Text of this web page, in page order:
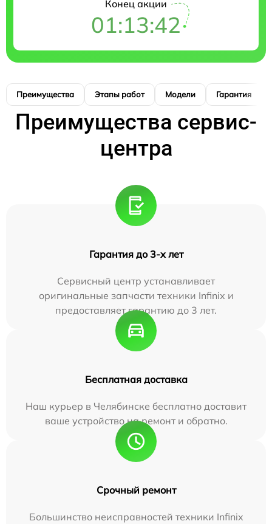
Конец акции
01:13:41
Преимущества Этапы работ Модели Гарантия
Преимущества сервис-
центра
Гарантия до 3-х лет
Сервисный центр устанавливает
оригинальные запчасти техники Infinix и
предоставляет гарантию до 3 лет.
Бесплатная доставка
Наш курьер в Челябинске бесплатно доставит
ваше устройство на ремонт и обратно.
Срочный ремонт
Большинство неисправностей техники Infinix